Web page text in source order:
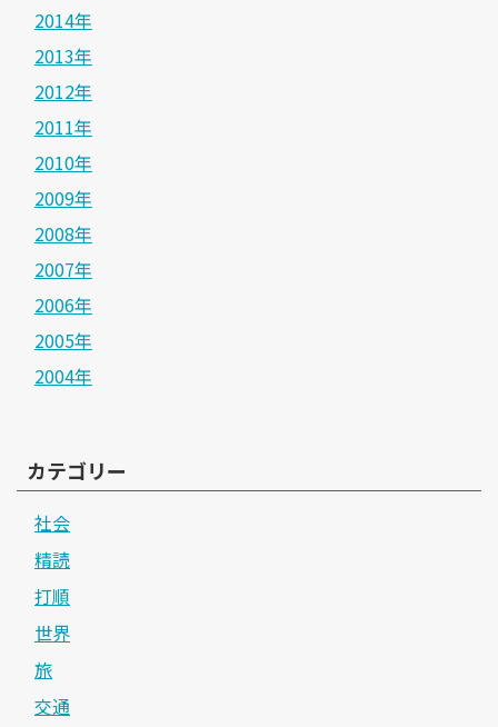
2014年
2013年
2012年
2011年
2010年
2009年
2008年
2007年
2006年
2005年
2004年
カテゴリー
社会
精読
打順
世界
旅
交通